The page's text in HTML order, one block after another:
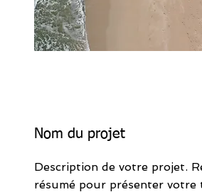
Nom du projet
Description de votre projet.
résumé pour présenter votre